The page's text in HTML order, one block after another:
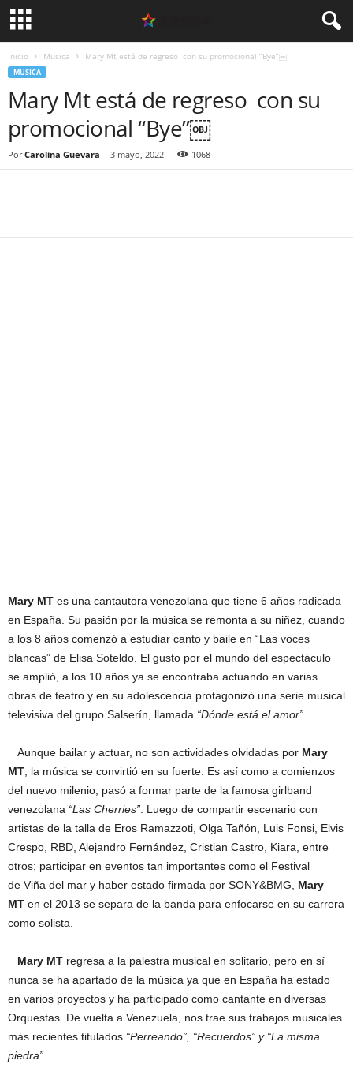
Inicio Musica Mary Mt está de regreso con su promocional “Bye”￼
MUSICA
Mary Mt está de regreso con su
promocional “Bye”￼
Por Carolina Guevara - 3 mayo, 2022 1068
Mary MT es una cantautora venezolana que tiene 6 años radicada
en España. Su pasión por la música se remonta a su niñez, cuando
a los 8 años comenzó a estudiar canto y baile en “Las voces
blancas” de Elisa Soteldo. El gusto por el mundo del espectáculo
se amplió, a los 10 años ya se encontraba actuando en varias
obras de teatro y en su adolescencia protagonizó una serie musical
televisiva del grupo Salserín, llamada “Dónde está el amor”.
Aunque bailar y actuar, no son actividades olvidadas por Mary
MT , la música se convirtió en su fuerte. Es así como a comienzos
del nuevo milenio, pasó a formar parte de la famosa girlband
venezolana “Las Cherries” . Luego de compartir escenario con
artistas de la talla de Eros Ramazzoti, Olga Tañón, Luis Fonsi, Elvis
Crespo, RBD, Alejandro Fernández, Cristian Castro, Kiara, entre
otros; participar en eventos tan importantes como el Festival
de Viña del mar y haber estado firmada por SONY&BMG, Mary
MT en el 2013 se separa de la banda para enfocarse en su carrera
como solista.
Mary MT regresa a la palestra musical en solitario, pero en sí
nunca se ha apartado de la música ya que en España ha estado
en varios proyectos y ha participado como cantante en diversas
Orquestas. De vuelta a Venezuela, nos trae sus trabajos musicales
más recientes titulados “Perreando”, “Recuerdos” y “La misma
piedra”.